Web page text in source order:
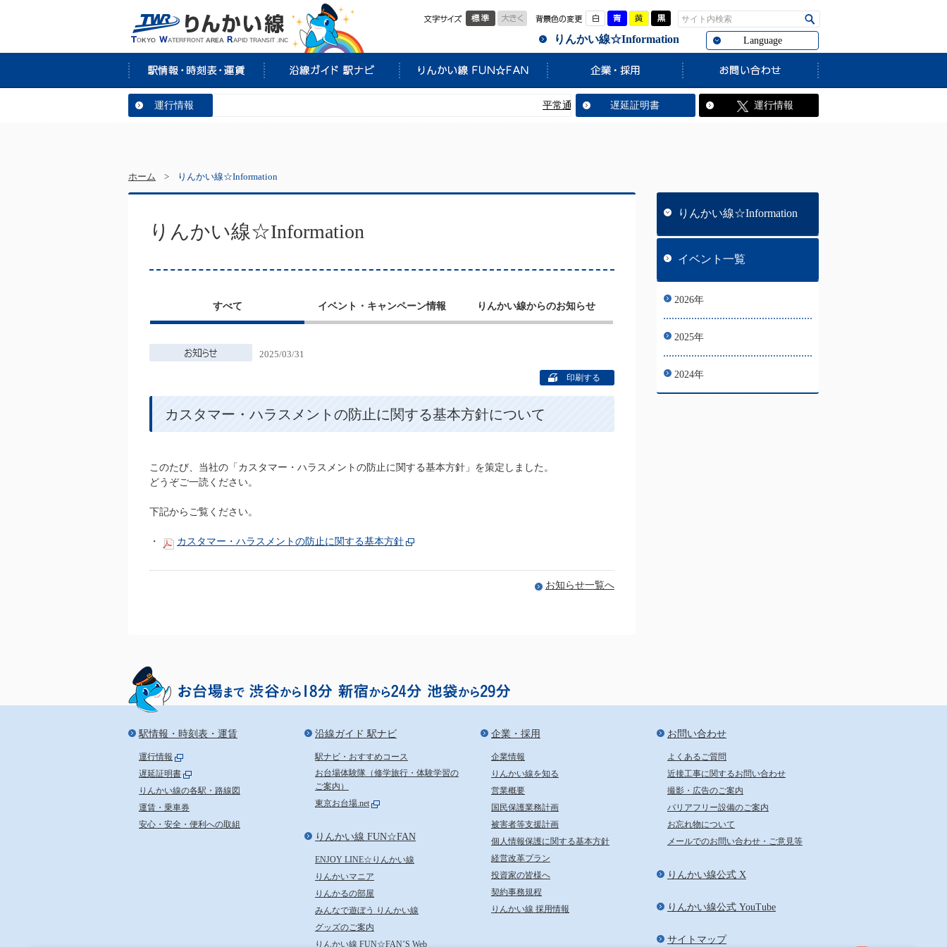
標準 大きく 白 青 黄 サイト内検索
Language
りんかい線☆Information
運行情報 平常通り運転しています。
遅延証明書 運行情報
ホーム > りんかい線☆Information
りんかい線☆Information
すべて イベント・キャンペーン情報 りんかい線からのお知らせ
2025/03/31
印刷する
カスタマー・ハラスメントの防止に関する基本方針について
このたび、当社の「カスタマー・ハラスメントの防止に関する基本方針」を策定しました。
どうぞご一読ください。
下記からご覧ください。
・ カスタマー・ハラスメントの防止に関する基本方針
お知らせ一覧へ
りんかい線☆Information
イベント一覧
2026年
2025年
2024年
駅情報・時刻表・運賃
運行情報
遅延証明書
りんかい線の各駅・路線図
運賃・乗車券
安心・安全・便利への取組
沿線ガイド 駅ナビ
駅ナビ・おすすめコース
お台場体験隊（修学旅行・体験学習の
ご案内）
東京お台場.net
りんかい線 FUN☆FAN
ENJOY LINE☆りんかい線
りんかいマニア
りんかるの部屋
みんなで遊ぼう りんかい線
グッズのご案内
りんかい線 FUN☆FAN’S Web
企業・採用
企業情報
りんかい線を知る
営業概要
国民保護業務計画
被害者等支援計画
個人情報保護に関する基本方針
経営改革プラン
投資家の皆様へ
契約事務規程
りんかい線 採用情報
お問い合わせ
よくあるご質問
近接工事に関するお問い合わせ
撮影・広告のご案内
バリアフリー設備のご案内
お忘れ物について
メールでのお問い合わせ・ご意見等
りんかい線公式 X
りんかい線公式 YouTube
サイトマップ